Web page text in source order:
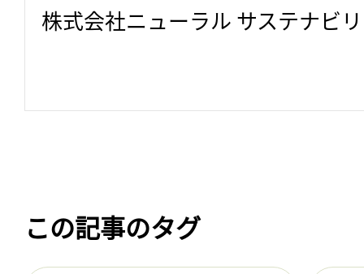
株式会社ニューラル サステナビ
この記事のタグ